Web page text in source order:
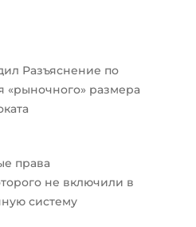
Разъяснение по
«рыночного» размера
права
не включили в
систему